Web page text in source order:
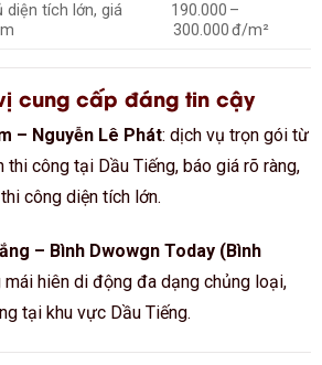
diện tích lớn, giá
190.000 –
300.000 đ/m²
cung cấp đáng tin cậy
– Nguyễn Lê Phát: dịch vụ trọn gói từ
thi công tại Dầu Tiếng, báo giá rõ ràng,
công diện tích lớn.
– Bình Dwowgn Today (Bình
mái hiên di động đa dạng chủng loại,
tại khu vực Dầu Tiếng.